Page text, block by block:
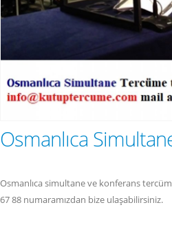
Osmanlıca
Osmanlıca simultane ve konferans
67 88 numaramızdan bize ulaşabilirsiniz.